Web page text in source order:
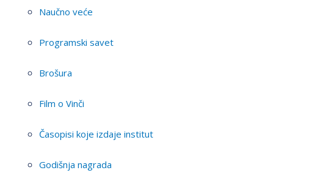
Naučno veće
Programski savet
Brošura
Film o Vinči
Časopisi koje izdaje institut
Godišnja nagrada